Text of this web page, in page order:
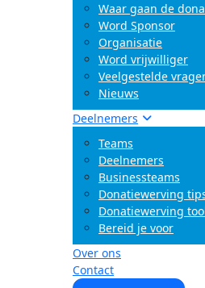
Waar gaan de
Word Sponsor
Organisatie
Word vrijwilliger
Veelgestelde
Nieuws
Deelnemers
Teams
Deelnemers
Businessteams
Donatiewerving
Donatiewerving
Bereid je voor
Over ons
Contact